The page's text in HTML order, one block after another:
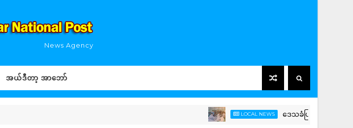
News Agency
အယ်ဒီတာ့ အာဘော်
LOCAL NEWS ဒေသခံပြည်သူများနှင့် ကျောင်